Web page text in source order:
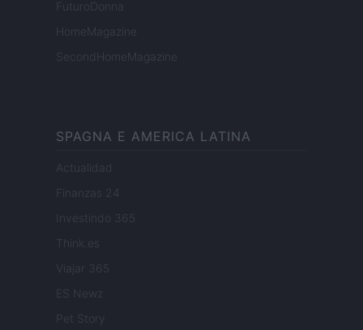
FuturoDonna
HomeMagazine
SecondHomeMagazine
SPAGNA E AMERICA LATINA
Actualidad
Finanzas 24
Investindo 365
Think.es
Viajar 365
ES Newz
Pet Story